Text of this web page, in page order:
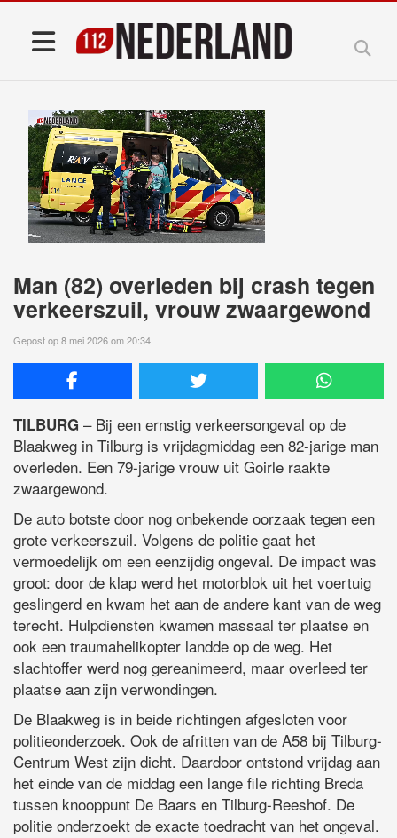
Man (82) overleden bij crash tegen
verkeerszuil, vrouw zwaargewond
Gepost op 8 mei 2026 om 20:34
TILBURG – Bij een ernstig verkeersongeval op de
Blaakweg in Tilburg is vrijdagmiddag een 82-jarige man
overleden. Een 79-jarige vrouw uit Goirle raakte
zwaargewond.
De auto botste door nog onbekende oorzaak tegen een
grote verkeerszuil. Volgens de politie gaat het
vermoedelijk om een eenzijdig ongeval. De impact was
groot: door de klap werd het motorblok uit het voertuig
geslingerd en kwam het aan de andere kant van de weg
terecht. Hulpdiensten kwamen massaal ter plaatse en
ook een traumahelikopter landde op de weg. Het
slachtoffer werd nog gereanimeerd, maar overleed ter
plaatse aan zijn verwondingen.
De Blaakweg is in beide richtingen afgesloten voor
politieonderzoek. Ook de afritten van de A58 bij Tilburg-
Centrum West zijn dicht. Daardoor ontstond vrijdag aan
het einde van de middag een lange file richting Breda
tussen knooppunt De Baars en Tilburg-Reeshof. De
politie onderzoekt de exacte toedracht van het ongeval.